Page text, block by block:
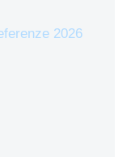
2026